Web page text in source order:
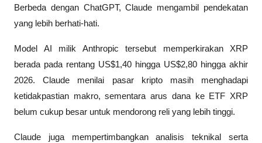
Berbeda dengan ChatGPT, Claude mengambil pendekatan
yang lebih berhati-hati.
Model AI milik Anthropic tersebut memperkirakan XRP
berada pada rentang US$1,40 hingga US$2,80 hingga akhir
2026. Claude menilai pasar kripto masih menghadapi
ketidakpastian makro, sementara arus dana ke ETF XRP
belum cukup besar untuk mendorong reli yang lebih tinggi.
Claude juga mempertimbangkan analisis teknikal serta